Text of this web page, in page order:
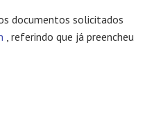
documentos solicitados
, referindo que já preencheu